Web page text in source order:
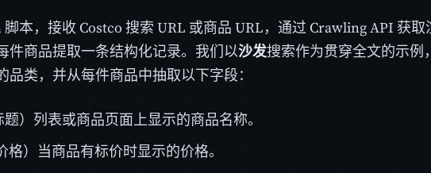
本，接收 Costco 搜索 URL 或商品 URL，通过 Crawling API 获取
件商品提取一条结构化记录。我们以沙发搜索作为贯穿全文的示例
品类，并从每件商品中抽取以下字段：
题）列表或商品页面上显示的商品名称。
格）当商品有标价时显示的价格。